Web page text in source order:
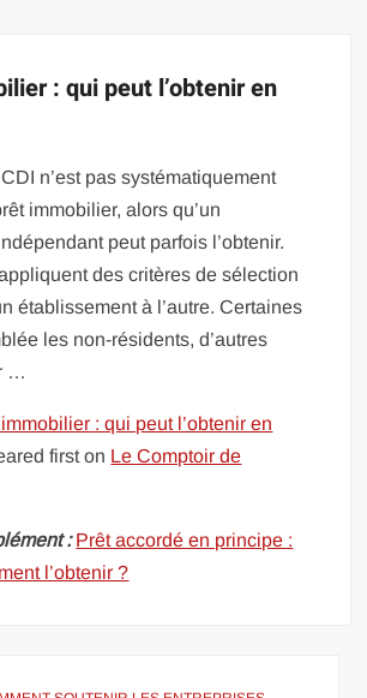
: qui peut l’obtenir en
n’est pas systématiquement
immobilier, alors qu’un
peut parfois l’obtenir.
des critères de sélection
établissement à l’autre. Certaines
les non-résidents, d’autres
…
: qui peut l’obtenir en
first on Le Comptoir de
: Prêt accordé en principe :
l’obtenir ?